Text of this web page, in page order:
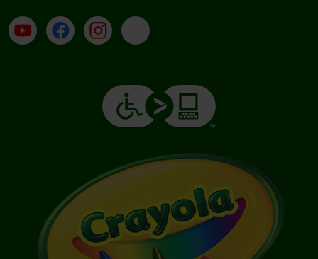
Su YouTube
ContattiProfilo Instagram
Email